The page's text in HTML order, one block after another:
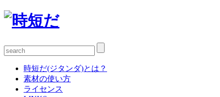
時短だ(ジタンダ)とは？
素材の使い方
ライセンス